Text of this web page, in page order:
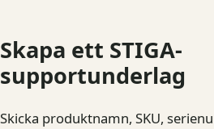
Skapa ett STIGA-
supportunderlag
Skicka produktnamn, SKU,